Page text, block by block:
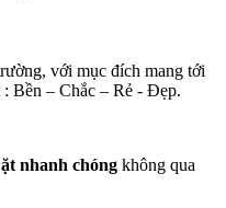
với mục đích mang tới
Bền – Chắc – Rẻ - Đẹp.
nhanh chóng không qua